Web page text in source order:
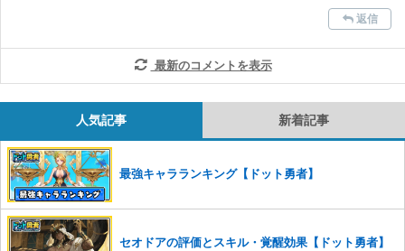
返信
最新のコメントを表示
人気記事 新着記事
最強キャラランキング【ドット勇者】
セオドアの評価とスキル・覚醒効果【ドット勇者】